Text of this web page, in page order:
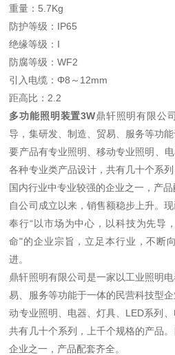
重量：5.7Kg
防护等级：IP65
绝缘等级：I
防腐等级：WF2
引入电缆：Φ8～12mm
距高比：2.2
多功能照明装置3W鼎轩照明有限公
导，集研发、制造、贸易、服务等功
要产品有专业照明、移动专业照明、
各种专业类产品设计，共有几十个系
国内行业中专业较强的企业之一，产品
自公司成立以来，销售额稳步上升。
奉行“以市场为中心，以科技为先导
命"的企业宗旨，立足本行业，不断
进。
鼎轩照明有限公司是一家以工业照明
易、服务等功能于一体的民营科技型
动专业照明、电器、灯具、LED系列
共有几十个系列，上千个规格的产品
企业之一，产品配套齐全。